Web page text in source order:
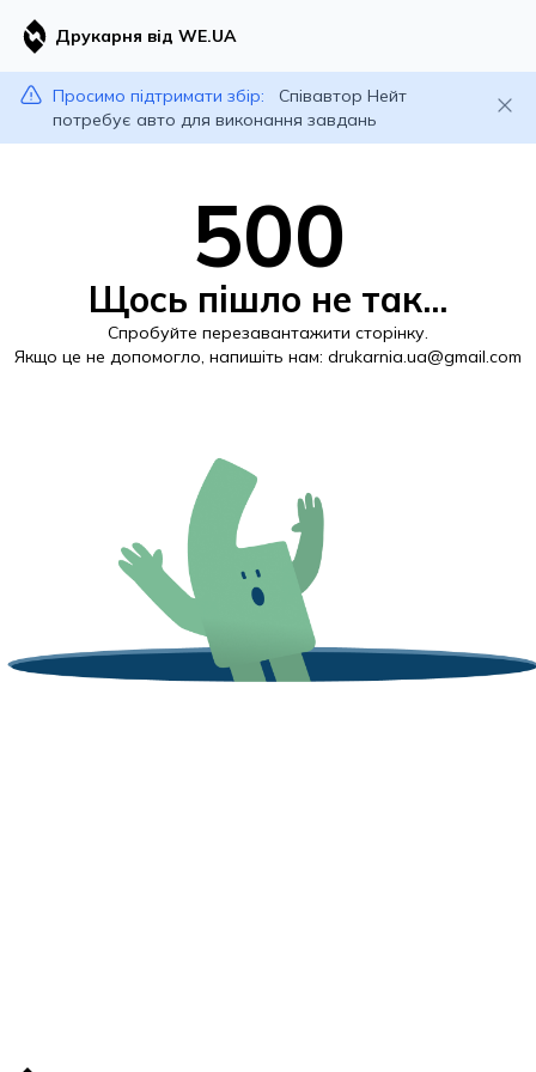
Друкарня від WE.UA
Просимо підтримати збір:
Співавтор Нейт
потребує авто для виконання завдань
500
Щось пішло не так...
Спробуйте перезавантажити сторінку.
Якщо це не допомогло, напишіть нам: drukarnia.ua@gmail.com